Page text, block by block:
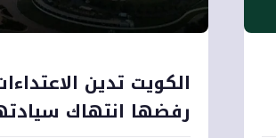
الكويت تدين
رفضها انتهاك